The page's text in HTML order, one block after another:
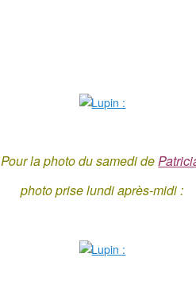
Pour la photo du samedi de
photo prise lundi après-midi :